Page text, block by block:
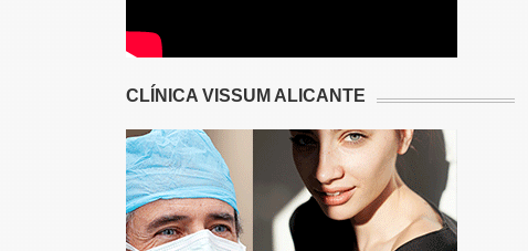
CLÍNICA VISSUM ALICANTE